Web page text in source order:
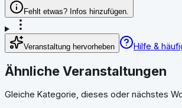
Fehlt etwas? Infos hinzufügen.
Veranstaltung hervorheben Hilfe &
Ähnliche Veranstaltungen
Gleiche Kategorie, dieses oder nächstes